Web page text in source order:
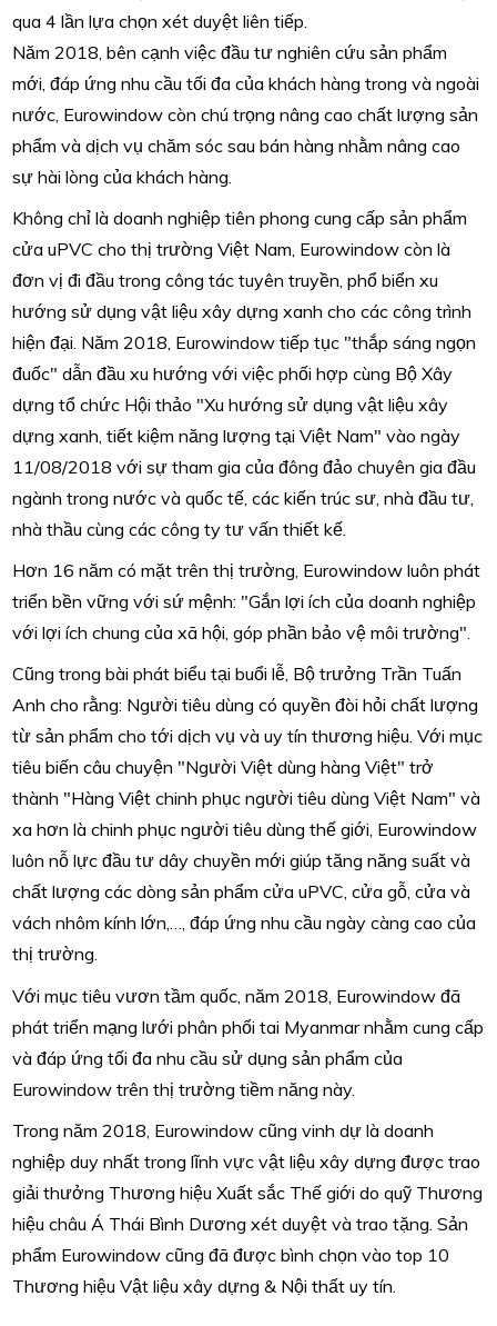
qua 4 lần lựa chọn xét duyệt liên tiếp.
Năm 2018, bên cạnh việc đầu tư nghiên cứu sản phẩm
mới, đáp ứng nhu cầu tối đa của khách hàng trong và ngoài
nước, Eurowindow còn chú trọng nâng cao chất lượng sản
phẩm và dịch vụ chăm sóc sau bán hàng nhằm nâng cao
sự hài lòng của khách hàng.
Không chỉ là doanh nghiệp tiên phong cung cấp sản phẩm
cửa uPVC cho thị trường Việt Nam, Eurowindow còn là
đơn vị đi đầu trong công tác tuyên truyền, phổ biển xu
hướng sử dụng vật liệu xây dựng xanh cho các công trình
hiện đại. Năm 2018, Eurowindow tiếp tục "thắp sáng ngọn
đuốc" dẫn đầu xu hướng với việc phối hợp cùng Bộ Xây
dựng tổ chức Hội thảo "Xu hướng sử dụng vật liệu xây
dựng xanh, tiết kiệm năng lượng tại Việt Nam" vào ngày
11/08/2018 với sự tham gia của đông đảo chuyên gia đầu
ngành trong nước và quốc tế, các kiến trúc sư, nhà đầu tư,
nhà thầu cùng các công ty tư vấn thiết kế.
Hơn 16 năm có mặt trên thị trường, Eurowindow luôn phát
triển bền vững với sứ mệnh: "Gắn lợi ích của doanh nghiệp
với lợi ích chung của xã hội, góp phần bảo vệ môi trường".
Cũng trong bài phát biểu tại buổi lễ, Bộ trưởng Trần Tuấn
Anh cho rằng: Người tiêu dùng có quyền đòi hỏi chất lượng
từ sản phẩm cho tới dịch vụ và uy tín thương hiệu. Với mục
tiêu biến câu chuyện "Người Việt dùng hàng Việt" trở
thành "Hàng Việt chinh phục người tiêu dùng Việt Nam" và
xa hơn là chinh phục người tiêu dùng thế giới, Eurowindow
luôn nỗ lực đầu tư dây chuyền mới giúp tăng năng suất và
chất lượng các dòng sản phẩm cửa uPVC, cửa gỗ, cửa và
vách nhôm kính lớn,…, đáp ứng nhu cầu ngày càng cao của
thị trường.
Với mục tiêu vươn tầm quốc, năm 2018, Eurowindow đã
phát triển mạng lưới phân phối tai Myanmar nhằm cung cấp
và đáp ứng tối đa nhu cầu sử dụng sản phẩm của
Eurowindow trên thị trường tiềm năng này.
Trong năm 2018, Eurowindow cũng vinh dự là doanh
nghiệp duy nhất trong lĩnh vực vật liệu xây dựng được trao
giải thưởng Thương hiệu Xuất sắc Thế giới do quỹ Thương
hiệu châu Á Thái Bình Dương xét duyệt và trao tặng. Sản
phẩm Eurowindow cũng đã được bình chọn vào top 10
Thương hiệu Vật liệu xây dựng & Nội thất uy tín.